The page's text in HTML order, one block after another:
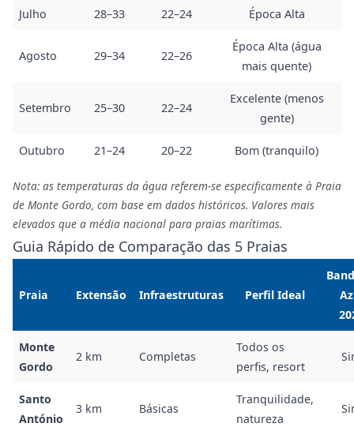
Julho 28–33 22–24 Época Alta
Agosto 29–34 22–26
Época Alta (água
mais quente)
Setembro 25–30 22–24
Excelente (menos
gente)
Outubro 21–24 20–22 Bom (tranquilo)
Nota: as temperaturas da água referem-se especificamente à Praia
de Monte Gordo, com base em dados históricos. Valores mais
elevados que a média nacional para praias marítimas.
Guia Rápido de Comparação das 5 Praias
Praia Extensão Infraestruturas Perfil Ideal
Monte
Gordo
2 km Completas
Todos os
perfis, resort
Santo
António
3 km Básicas
Tranquilidade,
natureza